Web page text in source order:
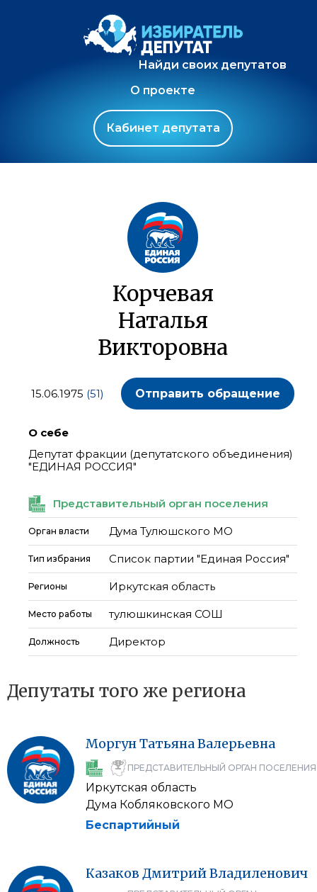
Найди своих депутатов
О проекте
Кабинет депутата
Корчевая
Наталья
Викторовна
15.06.1975 (51) Отправить обращение
О себе
Депутат фракции (депутатского объединения)
"ЕДИНАЯ РОССИЯ"
Представительный орган поселения
Орган власти Дума Тулюшского МО
Тип избрания Список партии "Единая Россия"
Регионы Иркутская область
Место работы тулюшкинская СОШ
Должность Директор
Депутаты того же региона
МоргунТатьянаВалерьевна
ПРЕДСТАВИТЕЛЬНЫЙ ОРГАН ПОСЕЛЕНИЯ
Иркутская область
Дума Кобляковского МО
Беспартийный
Казаков ДмитрийВладиленович